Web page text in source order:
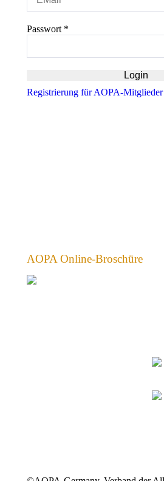
Passwort *
Registrierung für AOPA-Mitglieder
AOPA Online-Broschüre